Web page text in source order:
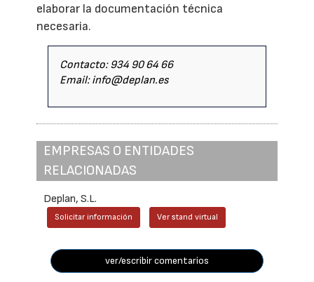
elaborar la documentación técnica
necesaria.
Contacto: 934 90 64 66
Email: info@deplan.es
EMPRESAS O ENTIDADES
RELACIONADAS
Deplan, S.L.
Solicitar información Ver stand virtual
ver/escribir comentarios